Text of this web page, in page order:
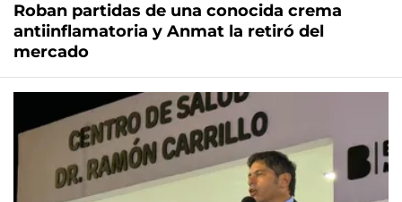
Roban partidas de una conocida crema
antiinflamatoria y Anmat la retiró del
mercado